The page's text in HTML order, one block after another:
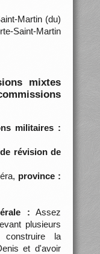
Martin (du)
Martin
mixtes
militaires :
révision de
province :
: Assez
plusieurs
la
et d'avoir